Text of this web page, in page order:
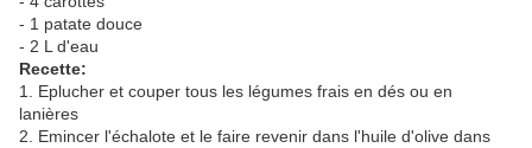
- 1 patate douce
- 2 L d'eau
Recette:
1. Eplucher et couper tous les légumes frais en dés ou en
lanières
2. Emincer l'échalote et le faire revenir dans l'huile d'olive dans